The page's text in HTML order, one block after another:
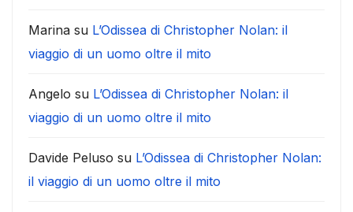
Marina su L’Odissea di Christopher Nolan: il
viaggio di un uomo oltre il mito
Angelo su L’Odissea di Christopher Nolan: il
viaggio di un uomo oltre il mito
Davide Peluso su L’Odissea di Christopher Nolan:
il viaggio di un uomo oltre il mito